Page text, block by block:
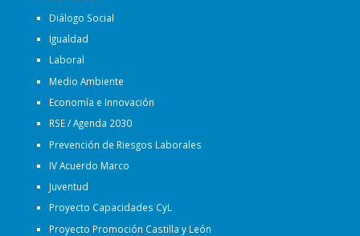
Diálogo Social
Igualdad
Laboral
Medio Ambiente
Economía e Innovación
RSE / Agenda 2030
Prevención de Riesgos Laborales
IV Acuerdo Marco
Juventud
Proyecto Capacidades CyL
Proyecto Promoción Castilla y León